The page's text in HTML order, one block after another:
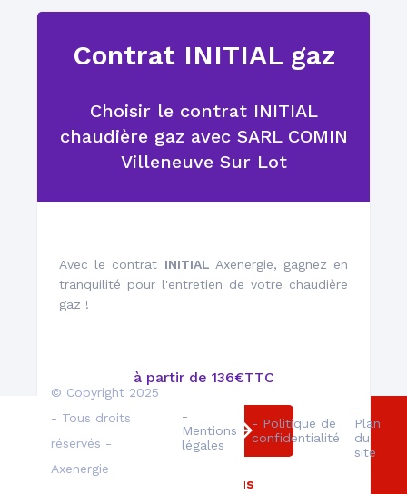
Contrat INITIAL gaz
Choisir le contrat INITIAL
chaudière gaz avec SARL COMIN
Villeneuve Sur Lot
Avec le contrat INITIAL Axenergie, gagnez en
tranquilité pour l'entretien de votre chaudière
gaz !
à partir de 136€TTC
Souscrire
En savoir plus
Un réseau de plus de
1000 techniciens
© Copyright 2025
- Tous droits
réservés -
Axenergie
-
Mentions
légales
- Politique de
confidentialité
-
Plan
du
site